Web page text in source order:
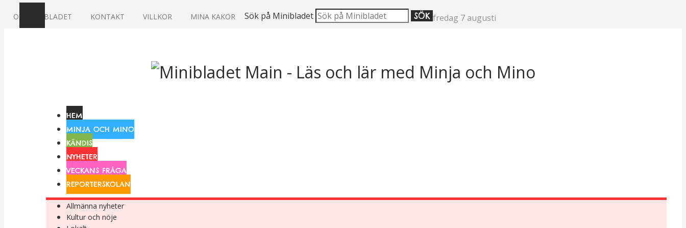
OM MINIBLADET KONTAKT VILLKOR MINA KAKOR Sök på Minibladet SÖK fredag 7 augusti
HEM
MINJA OCH MINO
KÄNDIS
NYHETER
VECKANS FRÅGA
REPORTERSKOLAN
Allmänna nyheter
Kultur och nöje